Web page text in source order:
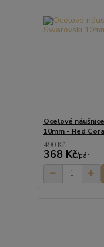
Ocelové
10mm - Red
490 Kč
368 Kč/pár